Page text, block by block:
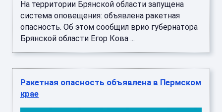
На территории Брянской области запущена
система оповещения: объявлена ракетная
опасность. Об этом сообщил врио губернатора
Брянской области Егор Кова ...
Ракетная опасность объявлена в Пермском
крае